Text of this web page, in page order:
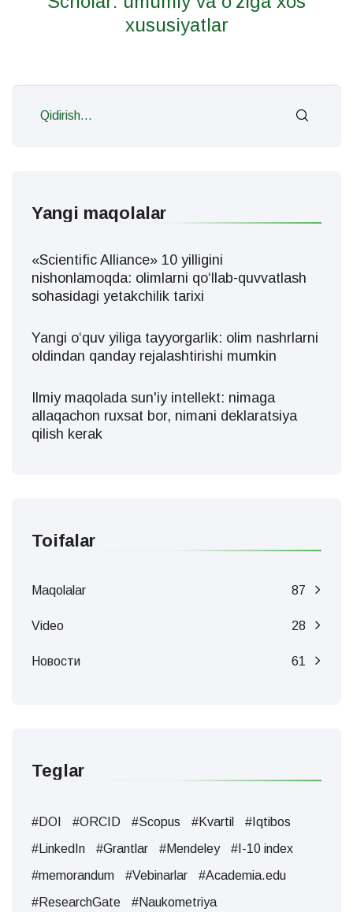
xususiyatlar
Yangi maqolalar
«Scientific Alliance» 10 yilligini
nishonlamoqda: olimlarni qo‘llab-quvvatlash
sohasidagi yetakchilik tarixi
Yangi oʻquv yiliga tayyorgarlik: olim nashrlarni
oldindan qanday rejalashtirishi mumkin
Ilmiy maqolada sun'iy intellekt: nimaga
allaqachon ruxsat bor, nimani deklaratsiya
qilish kerak
Toifalar
Maqolalar 87
Video 28
Новости 61
Teglar
#DOI #ORCID #Scopus #Kvartil
#Iqtibos
#LinkedIn
#Grantlar #Mendeley
#I-10 index
#memorandum
#Vebinarlar
#Academia.edu
#ResearchGate
#Naukometriya